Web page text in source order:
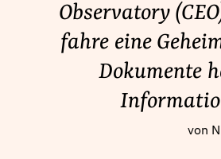
Observatory
fahre eine
Dokumente
von